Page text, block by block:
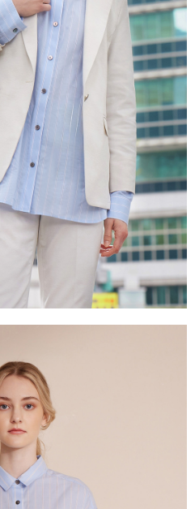
人資料，並將交易相關給付款項請求債
以下網址：
代理人或監護人之同意方可使用
辦者引起之損失，本公司不負相關責
依據個別帳號之用戶狀況，依本公司即
額度不足之情形，本公司將視審查結果
人資訊註冊。若發現惡意使用之情形，
用戶之使用額度並採取法律行動。